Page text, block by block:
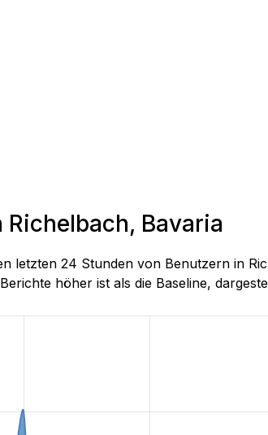
Bavaria
letzten 24 Stunden von Benutzern in
höher ist als die Baseline,